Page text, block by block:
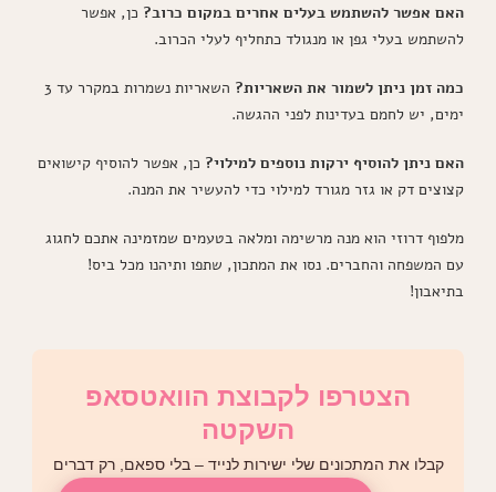
האם אפשר להשתמש בעלים אחרים במקום כרוב? כן, אפשר
להשתמש בעלי גפן או מנגולד כתחליף לעלי הכרוב.
כמה זמן ניתן לשמור את השאריות?
השאריות נשמרות במקרר עד 3
ימים, יש לחמם בעדינות לפני ההגשה.
האם ניתן להוסיף ירקות נוספים למילוי? כן, אפשר להוסיף קישואים
קצוצים דק או גזר מגורד למילוי כדי להעשיר את המנה.
מלפוף דרוזי הוא מנה מרשימה ומלאה בטעמים שמזמינה אתכם לחגוג
עם המשפחה והחברים. נסו את המתכון, שתפו ותיהנו מכל ביס!
בתיאבון!
הצטרפו לקבוצת הוואטסאפ
השקטה
קבלו את המתכונים שלי ישירות לנייד – בלי ספאם, רק דברים